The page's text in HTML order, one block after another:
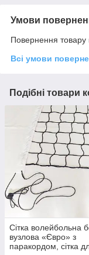
Умови
Повернення товару
Всі умови
Подібні товари
Сітка волейбольна
вузлова «Євро» з
паракордом, сітка